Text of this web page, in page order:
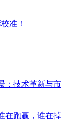
准！
：技术革新与市
在跑赢，谁在掉